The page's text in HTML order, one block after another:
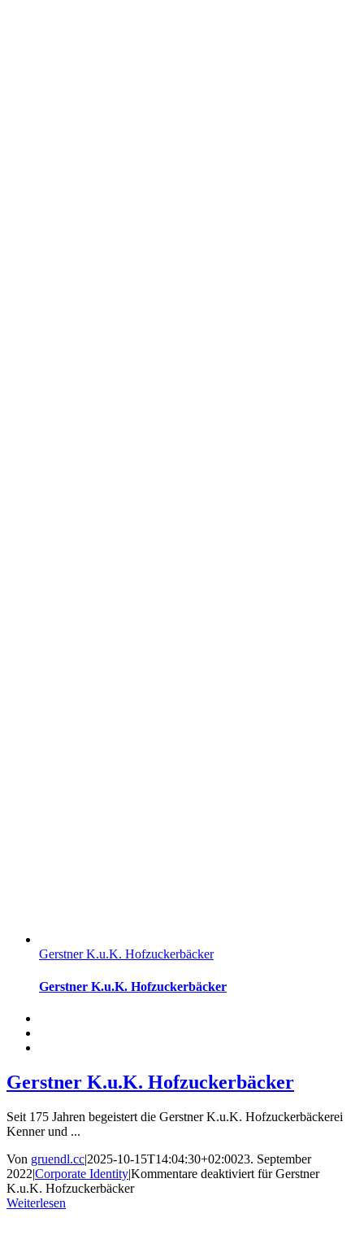
Gerstner K.u.K. Hofzuckerbäcker
Gerstner K.u.K. Hofzuckerbäcker
Gerstner K.u.K. Hofzuckerbäcker
Seit 175 Jahren begeistert die Gerstner K.u.K. Hofzuckerbäckerei
Kenner und ...
Von gruendl.cc|2025-10-15T14:04:30+02:0023. September
2022|Corporate Identity|Kommentare deaktiviert für Gerstner
K.u.K. Hofzuckerbäcker
Weiterlesen